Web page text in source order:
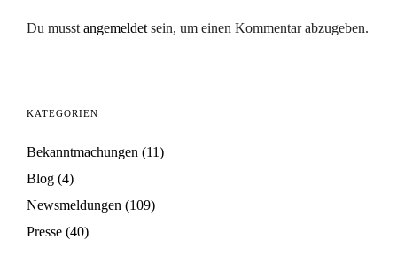
Du musst angemeldet sein, um einen Kommentar abzugeben.
KATEGORIEN
Bekanntmachungen (11)
Blog (4)
Newsmeldungen (109)
Presse (40)